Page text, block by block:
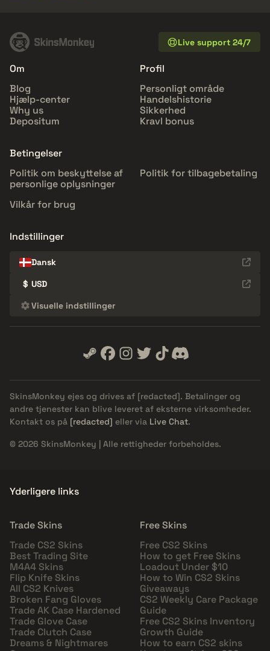
Live support 24/7
Om
Blog
Hjælp-center
Why us
Depositum
Profil
Personligt område
Handelshistorie
Sikkerhed
Kravl bonus
Betingelser
Politik om beskyttelse af
personlige oplysninger
Politik for tilbagebetaling
Vilkår for brug
Indstillinger
Dansk
$ USD
Visuelle indstillinger
SkinsMonkey ejes og drives af [redacted]. Betalinger og
andre tjenester kan blive leveret af eksterne virksomheder.
Kontakt os på [redacted] eller via Live Chat.
© 2026 SkinsMonkey | Alle rettigheder forbeholdes.
Yderligere links
Trade Skins
Trade CS2 Skins
Best Trading Site
M4A4 Skins
Flip Knife Skins
All CS2 Knives
Broken Fang Gloves
Trade AK Case Hardened
Trade Glove Case
Trade Clutch Case
Dreams & Nightmares
Free Skins
Free CS2 Skins
How to get Free Skins
Loadout Under $10
How to Win CS2 Skins
Giveaways
CS2 Weekly Care Package
Guide
Free CS2 Skins Inventory
Growth Guide
How to earn CS2 skins